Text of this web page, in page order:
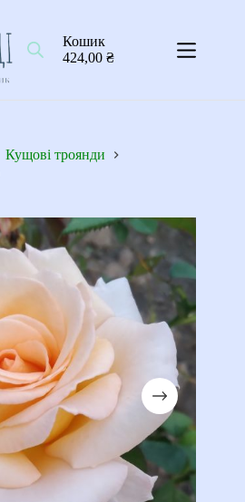
Кошик
424,00₴
Кущові троянди